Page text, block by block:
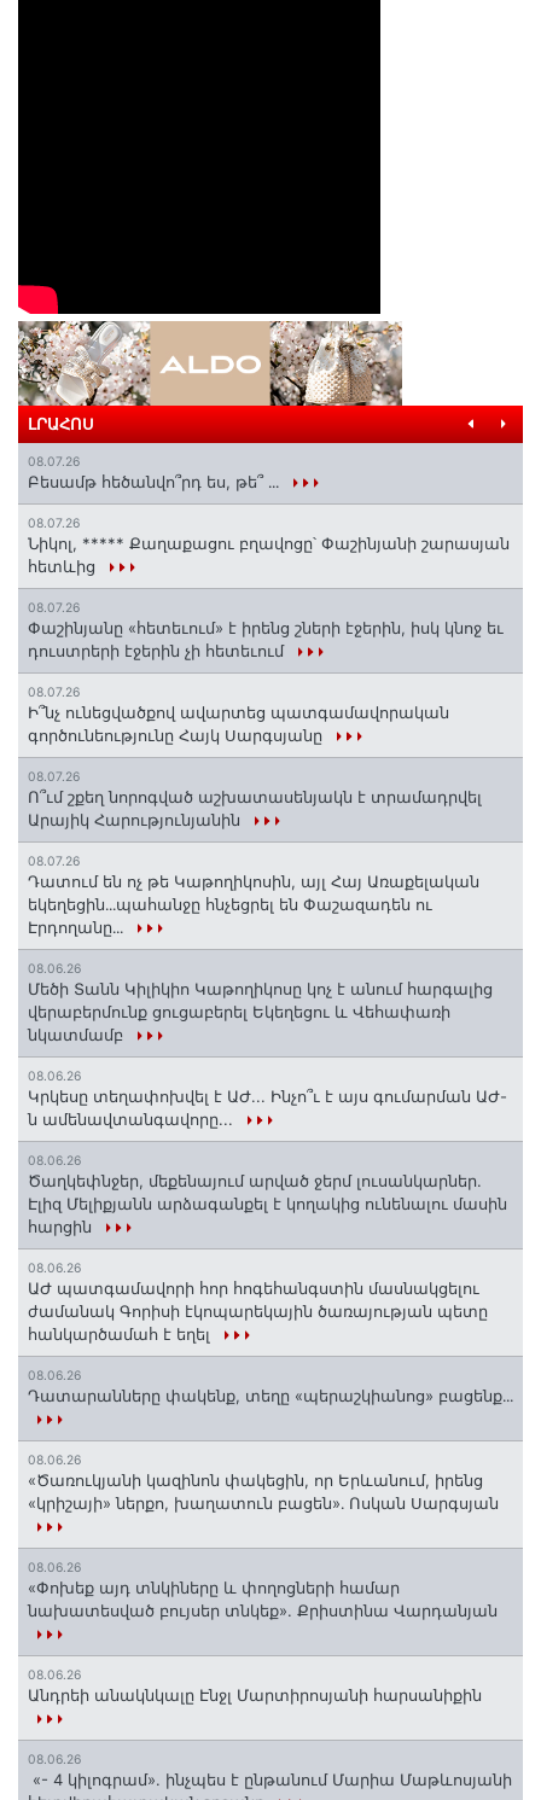
ԼՐԱՀՈՍ
08.07.26
Բեսամթ հեծանվո՞րդ ես, թե՞ ․․․
08.07.26
Նիկոլ, ***** Քաղաքացու բղավոցը՝ Փաշինյանի շարասյան
հետևից
08.07.26
Փաշինյանը «հետեւում» է իրենց շների էջերին, իսկ կնոջ եւ
դուստրերի էջերին չի հետեւում
08.07.26
Ի՞նչ ունեցվածքով ավարտեց պատգամավորական
գործունեությունը Հայկ Սարգսյանը
08.07.26
Ո՞ւմ շքեղ նորոգված աշխատասենյակն է տրամադրվել
Արայիկ Հարությունյանին
08.07.26
Դատում են ոչ թե Կաթողիկոսին, այլ Հայ Առաքելական
եկեղեցին․․․պահանջը հնչեցրել են Փաշազադեն ու
Էրդողանը․․․
08.06.26
Մեծի Տանն Կիլիկիո Կաթողիկոսը կոչ է անում հարգալից
վերաբերմունք ցուցաբերել Եկեղեցու և Վեհափառի
նկատմամբ
08.06.26
Կրկեսը տեղափոխվել է ԱԺ... Ինչո՞ւ է այս գումարման ԱԺ-
ն ամենավտանգավորը...
08.06.26
Ծաղկեփնջեր, մեքենայում արված ջերմ լուսանկարներ.
Էլիզ Մելիքյանն արձագանքել է կողակից ունենալու մասին
հարցին
08.06.26
ԱԺ պատգամավորի հոր հոգեհանգստին մասնակցելու
ժամանակ Գորիսի էկոպարեկային ծառայության պետը
հանկարծամահ է եղել
08.06.26
Դատարանները փակենք, տեղը «պերաշկիանոց» բացենք․․․
08.06.26
«Ծառուկյանի կազինոն փակեցին, որ Երևանում, իրենց
«կրիշայի» ներքո, խաղատուն բացեն»․ Ոսկան Սարգսյան
08.06.26
«Փոխեք այդ տնկիները և փողոցների համար
նախատեսված բույսեր տնկեք». Քրիստինա Վարդանյան
08.06.26
Անդրեի անակնկալը Էնջլ Մարտիրոսյանի հարսանիքին
08.06.26
«- 4 կիլոգրամ». ինչպես է ընթանում Մարիա Մաթևոսյանի